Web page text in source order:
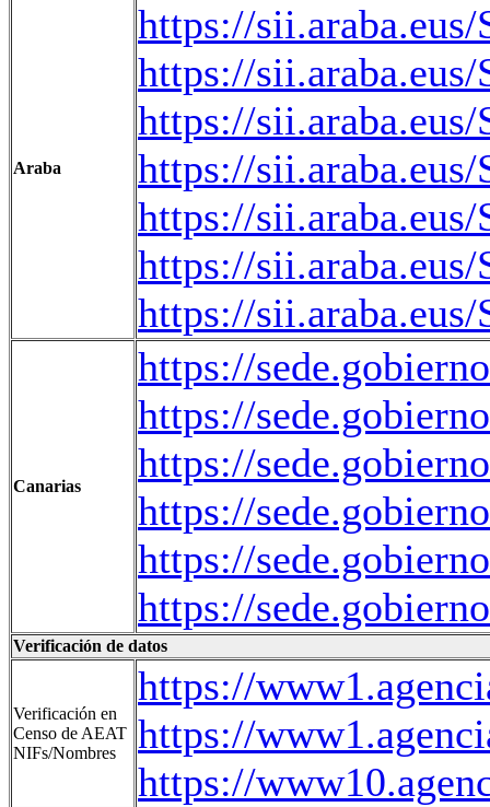
Araba
https://
https://
https://
https://
https://
https://
https://
Canarias
https://
https://
https://
https://
https://
https://
Verificación de datos
Verificación en
Censo de AEAT
NIFs/Nombres
https://
https://
https://